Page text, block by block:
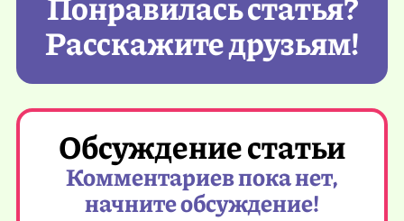
Расскажите друзьям!
Обсуждение статьи
Комментариев пока нет,
начните обсуждение!